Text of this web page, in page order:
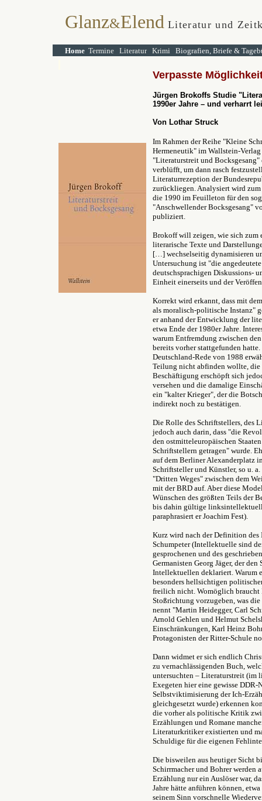
Glanz&Elend Literatur und
Home Termine Literatur Krimi Biografien, Briefe &
Verpasste
Jürgen Brokoffs Studie
1990er Jahre – und verharrt
Von Lothar Struck
Im Rahmen der Reihe "Kleine
Hermeneutik" im Wallstein-
"Literaturstreit und Bocksgesang"
verblüfft, um dann rasch
Literaturrezeption der
zurückliegen. Analysiert wird
die 1990 im Feuilleton für den
"Anschwellender Bocksgesang"
publiziert.
Brokoff will zeigen, wie sich zum
literarische Texte und
[…] wechselseitig dynamisieren
Untersuchung ist "die
deutschsprachigen Diskussions-
Einheit einerseits und der
Korrekt wird erkannt, dass mit
als moralisch-politische Instanz"
er anhand der Entwicklung der
etwa Ende der 1980er Jahre.
warum Entfremdung zwischen
bereits vorher stattgefunden
Deutschland-Rede von 1988
Teilung nicht abfinden wollte, die
Beschäftigung erschöpft sich
versehen und die damalige
ein "kalter Krieger", der die
indirekt noch zu bestätigen.
Die Rolle des Schriftstellers, des
jedoch auch darin, dass "die
den ostmitteleuropäischen
Schriftstellern getragen" wurde.
auf dem Berliner Alexanderplatz
Schriftsteller und Künstler, so u.
"Dritten Weges" zwischen dem
mit der BRD auf. Aber diese
Wünschen des größten Teils der
bis dahin gültige
paraphrasiert er Joachim Fest).
Kurz wird nach der Definition
Schumpeter (Intellektuelle sind
gesprochenen und des
Germanisten Georg Jäger, der
Intellektuellen deklariert. Warum
besonders hellsichtigen
freilich nicht. Womöglich braucht
Stoßrichtung vorzugeben, was
nennt "Martin Heidegger, Carl
Arnold Gehlen und Helmut
Einschränkungen, Karl Heinz
Protagonisten der Ritter-Schule
Dann widmet er sich endlich
zu vernachlässigenden Buch,
untersuchten – Literaturstreit (im
Exegeten hier eine gewisse DDR-
Selbstviktimisierung der Ich-
gleichgesetzt wurde) erkennen
die vorher als politische Kritik
Erzählungen und Romane
Literaturkritiker existierten und
Schuldige für die eigenen
Die bisweilen aus heutiger Sicht
Schirrmacher und Bohrer werden
Erzählung nur ein Auslöser war,
Jahre hätte anführen können,
seinem Sinn vorschnelle